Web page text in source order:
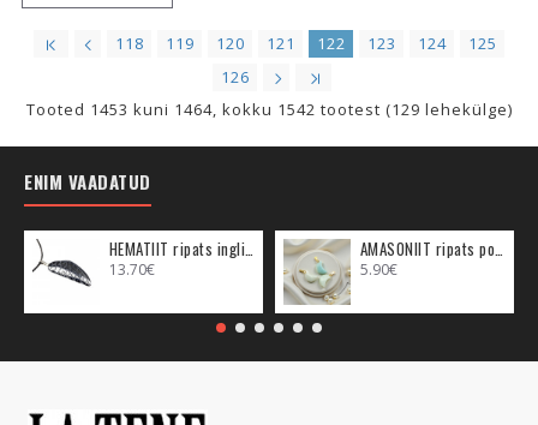
118 119 120 121 122 123 124
125
126
Tooted 1453 kuni 1464, kokku 1542 tootest (129 lehekülge)
ENIM VAADATUD
13.70€ 5.90€